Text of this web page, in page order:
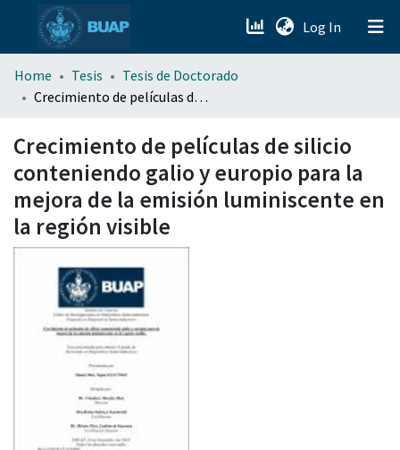
Log In (current)
menu.section.about_menu
Home Tesis
Tesis de Doctorado
Crecimiento de películas de silicio conteniendo galio y europio para la mejora de la emisión luminiscente en la región visible
Crecimiento de películas de silicio
conteniendo galio y europio para la
mejora de la emisión luminiscente en
la región visible